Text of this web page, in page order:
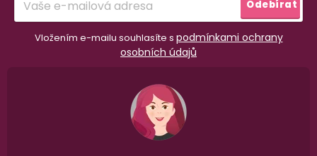
98% spokojenost
dlerecenzí ověřených zakazníkůna Heuréce
100% diskrétní balení
Nikdo nepozná, co jste si objednali. Mrkněte,
vypadá balíček.
Vložením e-mailu souhlasíte s podmínkami ochrany
osobních údajů
Odebírat